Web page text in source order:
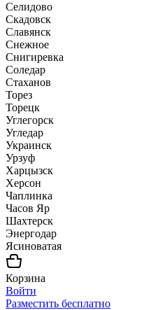
Селидово
Скадовск
Славянск
Снежное
Снигиревка
Соледар
Стаханов
Торез
Торецк
Углегорск
Угледар
Украинск
Урзуф
Харцызск
Херсон
Чаплинка
Часов Яр
Шахтерск
Энергодар
Ясиноватая
Корзина
Войти
Разместить бесплатно